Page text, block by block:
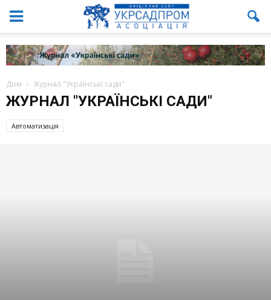
Дом Журнал "Українські сади"
ЖУРНАЛ "УКРАЇНСЬКІ САДИ"
Автоматизація